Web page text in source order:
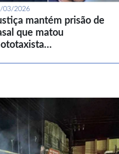
03/2026
mantém prisão de
que matou